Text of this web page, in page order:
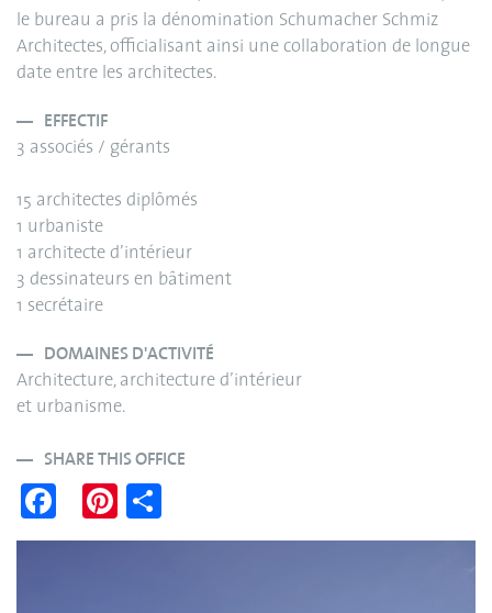
le bureau a pris la dénomination Schumacher Schmiz
Architectes, officialisant ainsi une collaboration de longue
date entre les architectes.
EFFECTIF
3 associés / gérants
15 architectes diplômés
1 urbaniste
1 architecte d’intérieur
3 dessinateurs en bâtiment
1 secrétaire
DOMAINES D'ACTIVITÉ
Architecture, architecture d’intérieur
et urbanisme.
SHARE THIS OFFICE
Fa
ce
Pi
nt ha